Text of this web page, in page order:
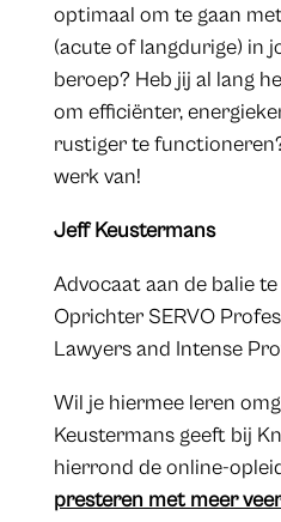
optimaal om te gaan
(acute of langdurige) in
beroep? Heb jij al lang
om efficiënter,
rustiger te
werk van!
Jeff Keustermans
Advocaat aan de balie
Oprichter SERVO
Lawyers and Intense
Wil je hiermee leren
Keustermans geeft bij
hierrond de online-
presteren met meer